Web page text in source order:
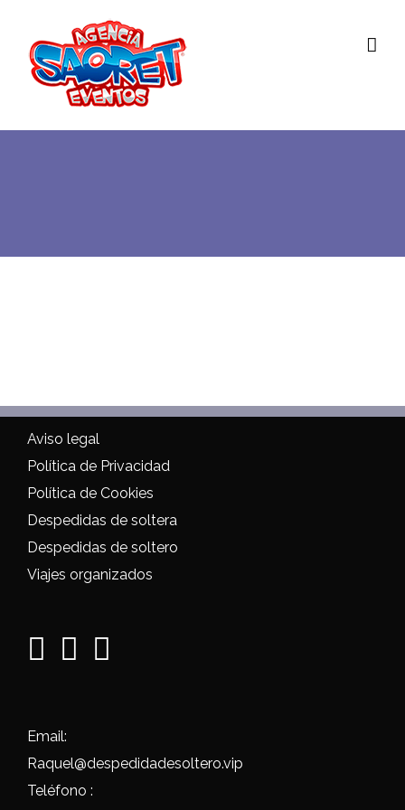
Aviso legal
Política de Privacidad
Política de Cookies
Despedidas de soltera
Despedidas de soltero
Viajes organizados
Email:
Raquel@despedidadesoltero.vip
Teléfono :